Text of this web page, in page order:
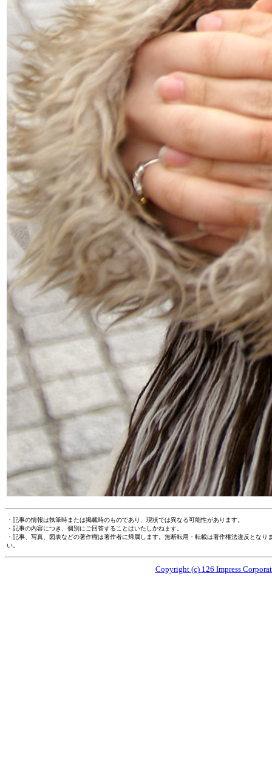
・記事の情報は執筆時または掲載時のものであり、現状では異なる可能性があります。
・記事の内容につき、個別にご回答することはいたしかねます。
・記事、写真、図表などの著作権は著作者に帰属します。無断転用・転載は著作権法違反とな
い。
Copyright (c) 126 Impress